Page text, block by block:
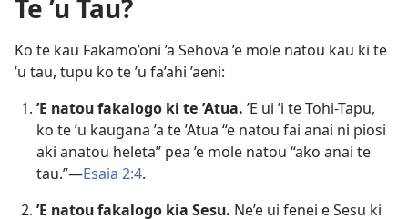
Te ’u Tau?
Ko te kau Fakamo’oni ’a Sehova ’e mole natou kau ki te
’u tau, tupu ko te ’u fa’ahi ’aeni:
’E natou fakalogo ki te ’Atua. ’E ui ’i te Tohi-Tapu,
ko te ’u kaugana ’a te ’Atua “e natou fai anai ni piosi
aki anatou heleta” pea ’e mole natou “ako anai te
tau.”—Esaia 2:4.
’E natou fakalogo kia Sesu. Ne’e ui fenei e Sesu ki